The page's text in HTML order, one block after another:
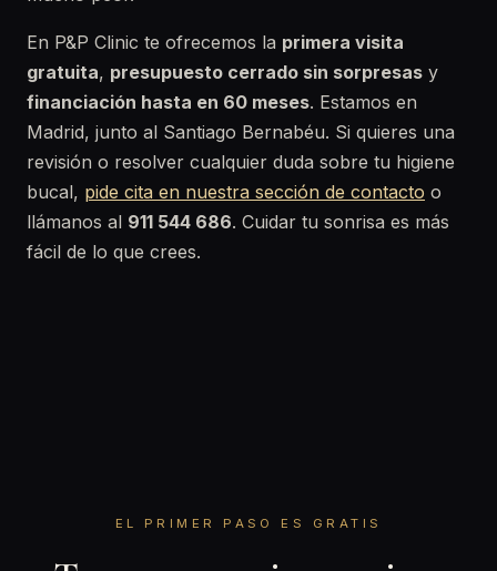
En P&P Clinic te ofrecemos la primera visita
gratuita, presupuesto cerrado sin sorpresas y
financiación hasta en 60 meses. Estamos en
Madrid, junto al Santiago Bernabéu. Si quieres una
revisión o resolver cualquier duda sobre tu higiene
bucal, pide cita en nuestra sección de contacto o
llámanos al 911 544 686. Cuidar tu sonrisa es más
fácil de lo que crees.
EL PRIMER PASO ES GRATIS